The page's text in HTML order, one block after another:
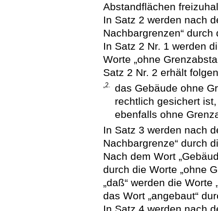
Abstandflächen
In Satz 2 werden nach
Nachbargrenzen“ durch
In Satz 2 Nr. 1 werden
Worte „ohne
Satz 2 Nr. 2 erhält
„2.
das Gebäude ohne
rechtlich gesichert
ebenfalls ohne
In Satz 3 werden nach
Nachbargrenze“ durch
Nach dem Wort
durch die Worte „ohne
„daß“ werden die
das Wort „angebaut“
In Satz 4 werden nach